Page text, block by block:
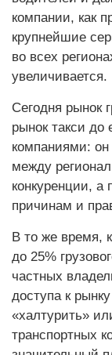
компании, как
крупнейшие
во всех
увеличивается.
Сегодня рынок
рынок такси до
компаниями: он
между
конкуренции, а
причинам и
В то же время,
до 25%
частных
доступа к
«халтурить»
транспортных